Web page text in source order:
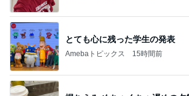
とても心に残った学生の発表
Amebaトピックス 15時間前